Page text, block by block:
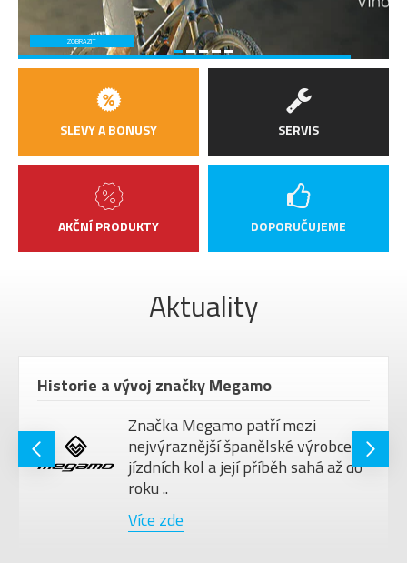
ZOBRAZIT
SLEVY A BONUSY
AKČNÍ PRODUKTY
SERVIS
DOPORUČUJEME
Aktuality
Historie a vývoj značky Megamo
Značka Megamo patří mezi
nejvýraznější španělské výrobce
jízdních kol a její příběh sahá až do
roku ..
Více zde